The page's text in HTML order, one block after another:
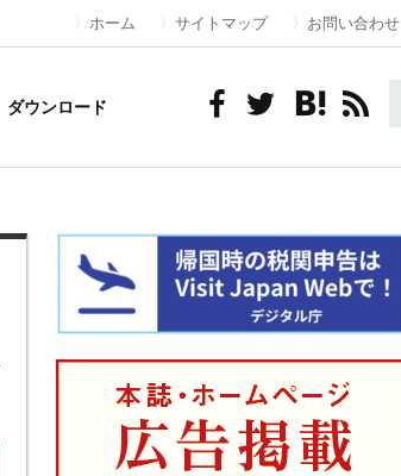
ホーム サイトマップ お問い合わせ
ダウンロード